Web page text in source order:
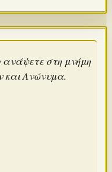
ανάψετε στη μνήμη
και Ανώνυμα.